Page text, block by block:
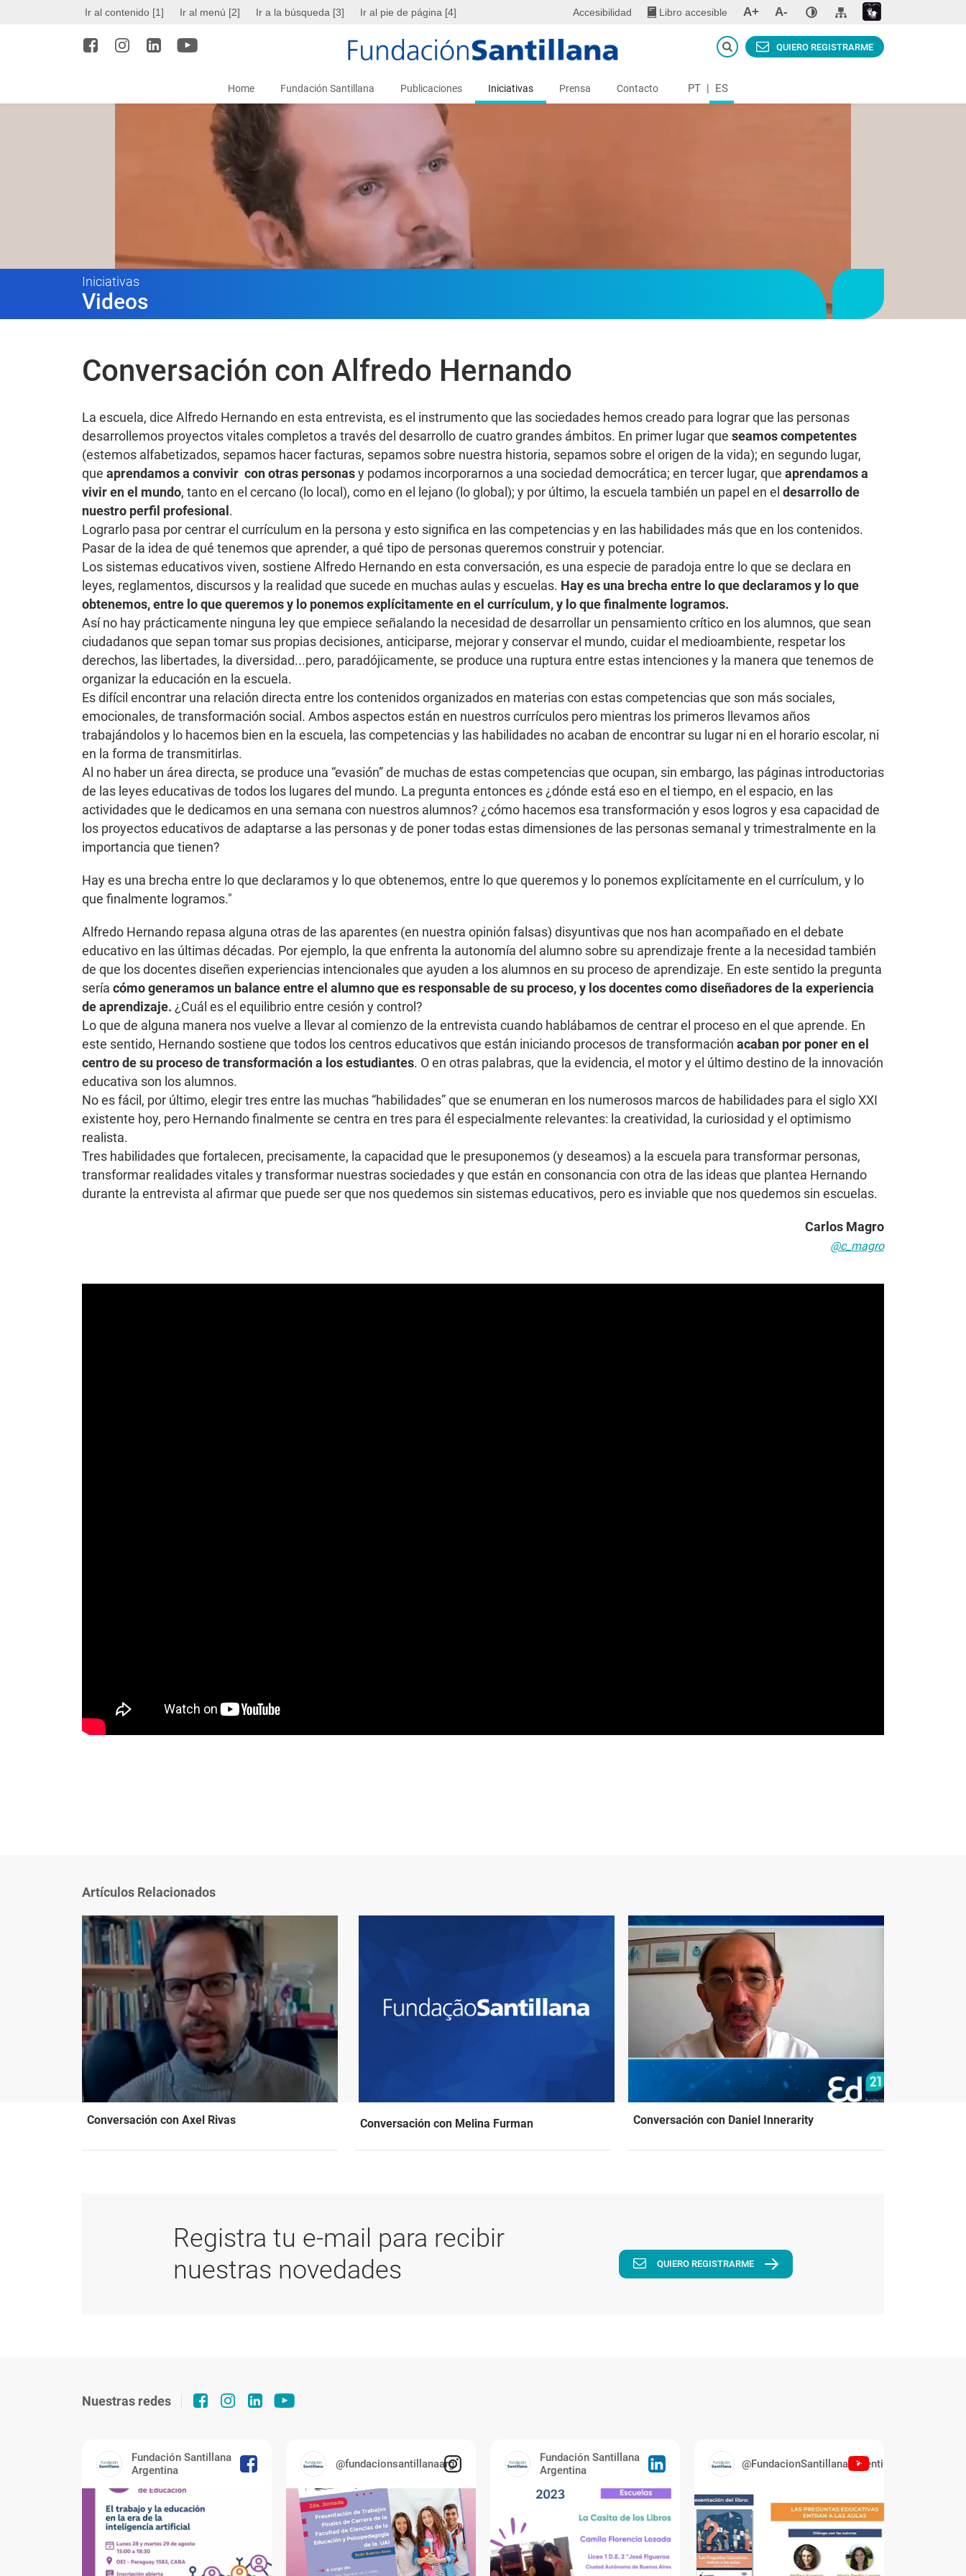
Ir al contenido [1] Ir al menú [2] Ir a la búsqueda [3] Ir al pie de página [4] Accesibilidad Libro accesible A+ A-
Home Fundación Santillana Publicaciones Iniciativas Prensa Contacto PT | ES
QUIERO REGISTRARME
Iniciativas
Videos
Conversación con Alfredo Hernando
La escuela, dice Alfredo Hernando en esta entrevista, es el instrumento que las sociedades hemos creado para lograr que las personas
desarrollemos proyectos vitales completos a través del desarrollo de cuatro grandes ámbitos. En primer lugar que seamos competentes
(estemos alfabetizados, sepamos hacer facturas, sepamos sobre nuestra historia, sepamos sobre el origen de la vida); en segundo lugar,
que aprendamos a convivir con otras personasy podamos incorporarnos a una sociedad democrática; en tercer lugar, que aprendamos a
vivir en el mundo, tanto en el cercano (lo local), como en el lejano (lo global); y por último, la escuela también un papel en el desarrollo de
nuestro perfil profesional .
Lograrlo pasa por centrar el currículum en la persona y esto significa en las competencias y en las habilidades más que en los contenidos.
Pasar de la idea de qué tenemos que aprender, a qué tipo de personas queremos construir y potenciar.
Los sistemas educativos viven, sostiene Alfredo Hernando en esta conversación, es una especie de paradoja entre lo que se declara en
leyes, reglamentos, discursos y la realidad que sucede en muchas aulas y escuelas. Hay es una brecha entre lo que declaramos y lo que
obtenemos, entre lo que queremos y lo ponemos explícitamente en el currículum, y lo que finalmente logramos.
Así no hay prácticamente ninguna ley que empiece señalando la necesidad de desarrollar un pensamiento crítico en los alumnos, que sean
ciudadanos que sepan tomar sus propias decisiones, anticiparse, mejorar y conservar el mundo, cuidar el medioambiente, respetar los
derechos, las libertades, la diversidad...pero, paradójicamente, se produce una ruptura entre estas intenciones y la manera que tenemos de
organizar la educación en la escuela.
Es difícil encontrar una relación directa entre los contenidos organizados en materias con estas competencias que son más sociales,
emocionales, de transformación social. Ambos aspectos están en nuestros currículos pero mientras los primeros llevamos años
trabajándolos y lo hacemos bien en la escuela, las competencias y las habilidades no acaban de encontrar su lugar ni en el horario escolar, ni
en la forma de transmitirlas.
Al no haber un área directa, se produce una “evasión” de muchas de estas competencias que ocupan, sin embargo, las páginas introductorias
de las leyes educativas de todos los lugares del mundo. La pregunta entonces es ¿dónde está eso en el tiempo, en el espacio, en las
actividades que le dedicamos en una semana con nuestros alumnos? ¿cómo hacemos esa transformación y esos logros y esa capacidad de
los proyectos educativos de adaptarse a las personas y de poner todas estas dimensiones de las personas semanal y trimestralmente en la
importancia que tienen?
Hay es una brecha entre lo que declaramos y lo que obtenemos, entre lo que queremos y lo ponemos explícitamente en el currículum, y lo
que finalmente logramos."
Alfredo Hernando repasa alguna otras de las aparentes (en nuestra opinión falsas) disyuntivas que nos han acompañado en el debate
educativo en las últimas décadas. Por ejemplo, la que enfrenta la autonomía del alumno sobre su aprendizaje frente a la necesidad también
de que los docentes diseñen experiencias intencionales que ayuden a los alumnos en su proceso de aprendizaje. En este sentido la pregunta
sería cómo generamos un balance entre el alumno que es responsable de su proceso, y los docentes como diseñadores de la experiencia
de aprendizaje. ¿Cuál es el equilibrio entre cesión y control?
Lo que de alguna manera nos vuelve a llevar al comienzo de la entrevista cuando hablábamos de centrar el proceso en el que aprende. En
este sentido, Hernando sostiene que todos los centros educativos que están iniciando procesos de transformación acaban por poner en el
centro de su proceso de transformación a los estudiantes. O en otras palabras, que la evidencia, el motor y el último destino de la innovación
educativa son los alumnos.
No es fácil, por último, elegir tres entre las muchas “habilidades” que se enumeran en los numerosos marcos de habilidades para el siglo XXI
existente hoy, pero Hernando finalmente se centra en tres para él especialmente relevantes: la creatividad, la curiosidad y el optimismo
realista.
Tres habilidades que fortalecen, precisamente, la capacidad que le presuponemos (y deseamos) a la escuela para transformar personas,
transformar realidades vitales y transformar nuestras sociedades y que están en consonancia con otra de las ideas que plantea Hernando
durante la entrevista al afirmar que puede ser que nos quedemos sin sistemas educativos, pero es inviable que nos quedemos sin escuelas.
Carlos Magro
@c_magro
Artículos Relacionados
Conversación con Axel Rivas Conversación con Melina Furman Conversación con Daniel Innerarity
Registra tu e-mail para recibir
nuestras novedades
QUIERO REGISTRARME
Nuestras redes
Fundación Santillana
Argentina
@fundacionsantillanaarg
Fundación Santillana
Argentina
@FundacionSantillanaArgentina